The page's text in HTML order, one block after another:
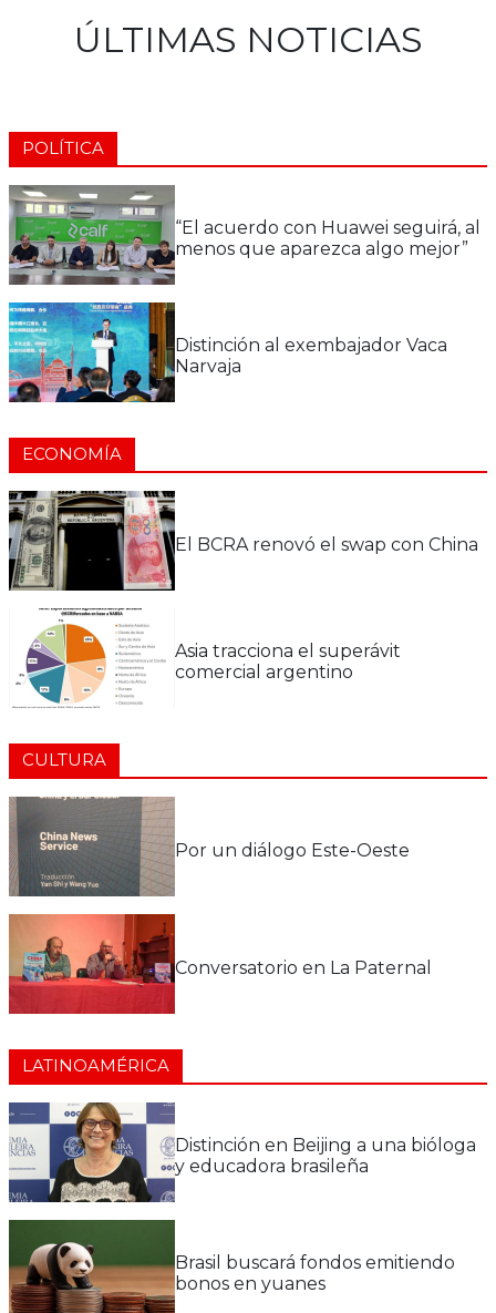
ÚLTIMAS NOTICIAS
POLÍTICA
“El acuerdo con Huawei seguirá, al
menos que aparezca algo mejor”
Distinción al exembajador Vaca
Narvaja
ECONOMÍA
El BCRA renovó el swap con China
Asia tracciona el superávit
comercial argentino
CULTURA
Por un diálogo Este-Oeste
Conversatorio en La Paternal
LATINOAMÉRICA
Distinción en Beijing a una bióloga
y educadora brasileña
Brasil buscará fondos emitiendo
bonos en yuanes